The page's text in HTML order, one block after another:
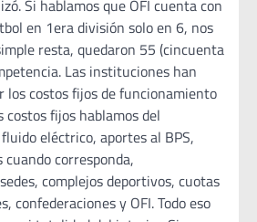
Si hablamos que OFI cuenta con
en 1era división solo en 6, nos
resta, quedaron 55 (cincuenta
Las instituciones han
costos fijos de funcionamiento
costos fijos hablamos del
eléctrico, aportes al BPS,
corresponda,
complejos deportivos, cuotas
confederaciones y OFI. Todo eso